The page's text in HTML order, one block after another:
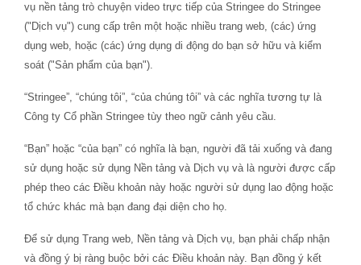
vụ nền tảng trò chuyện video trực tiếp của Stringee do Stringee
("Dịch vụ") cung cấp trên một hoặc nhiều trang web, (các) ứng
dụng web, hoặc (các) ứng dụng di động do bạn sở hữu và kiểm
soát ("Sản phẩm của bạn").
“Stringee”, “chúng tôi”, “của chúng tôi” và các nghĩa tương tự là
Công ty Cổ phần Stringee tùy theo ngữ cảnh yêu cầu.
“Bạn” hoặc “của bạn” có nghĩa là bạn, người đã tải xuống và đang
sử dụng hoặc sử dụng Nền tảng và Dịch vụ và là người được cấp
phép theo các Điều khoản này hoặc người sử dụng lao động hoặc
tổ chức khác mà bạn đang đại diện cho họ.
Để sử dụng Trang web, Nền tảng và Dịch vụ, bạn phải chấp nhận
và đồng ý bị ràng buộc bởi các Điều khoản này. Bạn đồng ý kết